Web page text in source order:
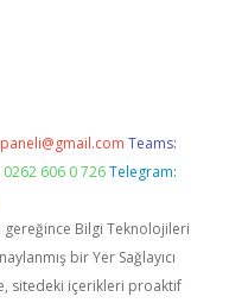
Teams:
606 0 726 Telegram:
gereğince Bilgi Teknolojileri
bir Yer Sağlayıcı
sitedeki içerikleri proaktif